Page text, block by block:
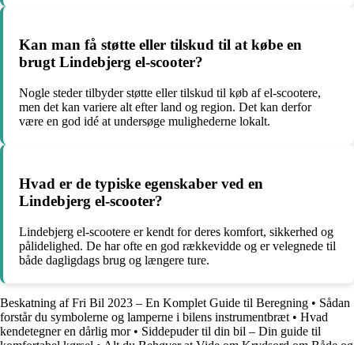
Kan man få støtte eller tilskud til at købe en
brugt Lindebjerg el-scooter?
Nogle steder tilbyder støtte eller tilskud til køb af el-scootere,
men det kan variere alt efter land og region. Det kan derfor
være en god idé at undersøge mulighederne lokalt.
Hvad er de typiske egenskaber ved en
Lindebjerg el-scooter?
Lindebjerg el-scootere er kendt for deres komfort, sikkerhed og
pålidelighed. De har ofte en god rækkevidde og er velegnede til
både dagligdags brug og længere ture.
Beskatning af Fri Bil 2023 – En Komplet Guide til Beregning • Sådan
forstår du symbolerne og lamperne i bilens instrumentbræt • Hvad
kendetegner en dårlig mor• Siddepuder til din bil – Din guide til